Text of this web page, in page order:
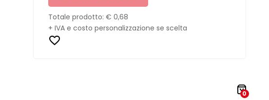
Totale prodotto: € 0,68
+ IVA e costo personalizzazione se scelta
0